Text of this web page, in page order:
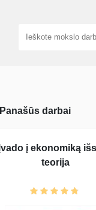
Panašūs darbai
Įvado į ekonomiką
teorija